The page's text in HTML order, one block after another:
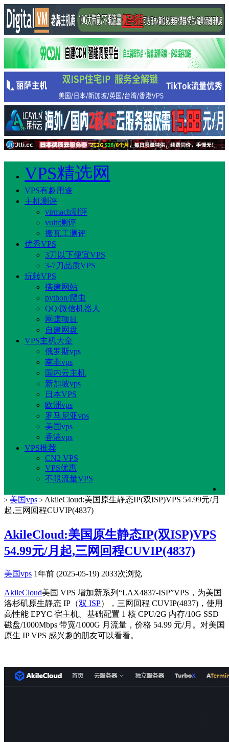
VPS精选网
VPS有趣用途
主机测评
virmach测评
vultr测评
搬瓦工测评
优秀VPS
3刀以下便宜VPS
3-7刀品质VPS
玩转VPS
搭建网站
python/爬虫
QQ/微信机器人
网赚项目
自建网盘
VPS主机大全
俄罗斯vps
南非vps
国内云主机
新加坡vps
日本VPS
欧洲vps
罗马尼亚vps
美国vps
香港vps
VPS推荐
CN2 VPS
VPS优惠
不限流量VPS
> 美国vps > AkileCloud:美国原生静态IP(双ISP)VPS 54.99元/月
起,三网回程CUVIP(4837)
AkileCloud:美国原生静态IP(双ISP)VPS
54.99元/月起,三网回程CUVIP(4837)
美国vps 1年前 (2025-05-19) 2033次浏览
AkileCloud美国 VPS 增加新系列“LAX4837-ISP”VPS，为美国
洛杉矶原生静态 IP（双 ISP），三网回程 CUVIP(4837)，使用
高性能 EPYC 宿主机。基础配置 1 核 CPU/2G 内存/10G SSD
磁盘/1000Mbps 带宽/1000G 月流量，价格 54.99 元/月。对美国
原生 IP VPS 感兴趣的朋友可以看看。